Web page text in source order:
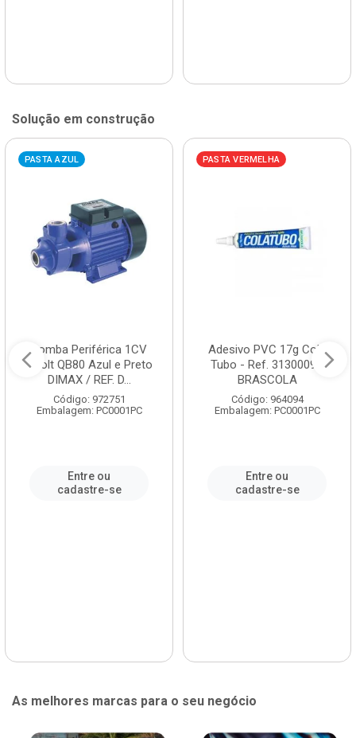
Solução em construção
PASTA AZUL
Bomba Periférica 1CV
Bivolt QB80 Azul e Preto
DIMAX / REF. D...
Código: 972751
Embalagem: PC0001PC
Entre ou
cadastre-se
PASTA VERMELHA
Adesivo PVC 17g Cola
Tubo - Ref. 3130009 -
BRASCOLA
Código: 964094
Embalagem: PC0001PC
Entre ou
cadastre-se
As melhores marcas para o seu negócio